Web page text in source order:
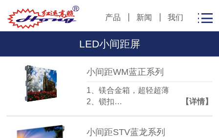
产品 新闻 我们
LED小间距屏
小间距WM蓝正系列
1、镁合金箱，超轻超薄
2、锁扣…
【详情】
小间距STV蓝龙系列